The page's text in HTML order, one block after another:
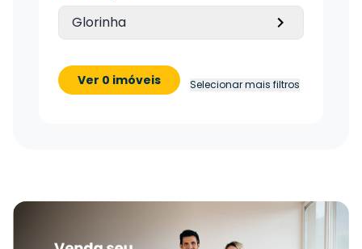
Glorinha
Ver 0 imóveis Selecionar mais filtros